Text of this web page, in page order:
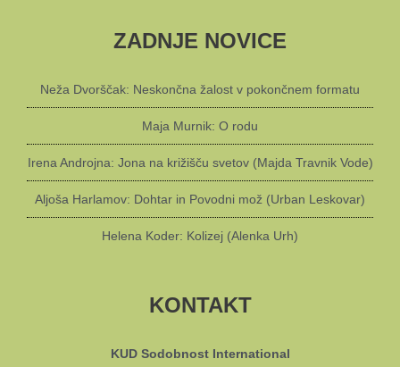
ZADNJE NOVICE
Neža Dvorščak: Neskončna žalost v pokončnem formatu
Maja Murnik: O rodu
Irena Androjna: Jona na križišču svetov (Majda Travnik Vode)
Aljoša Harlamov: Dohtar in Povodni mož (Urban Leskovar)
Helena Koder: Kolizej (Alenka Urh)
KONTAKT
KUD Sodobnost International